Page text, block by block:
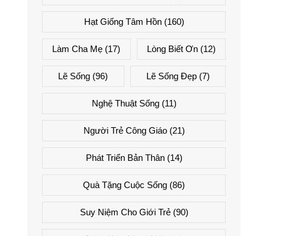
Hạt Giống Tâm Hồn(160)
Làm Cha Mẹ (17) Lòng Biết Ơn(12)
Lẽ Sống (96) Lẽ Sống Đẹp(7)
Nghệ Thuật Sống(11)
Người Trẻ Công Giáo(21)
Phát Triển Bản Thân(14)
Quà Tặng Cuộc Sống (86)
Suy Niệm Cho Giới Trẻ(90)